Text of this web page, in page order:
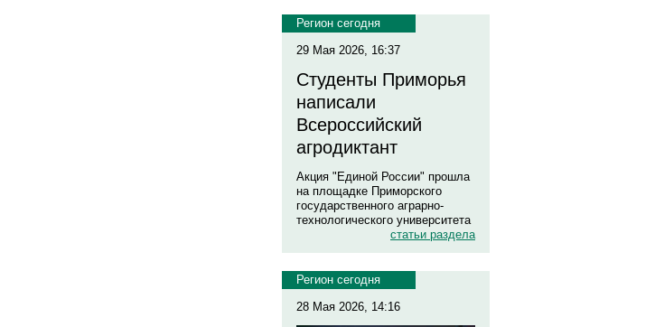
Регион сегодня
29 Мая 2026, 16:37
Студенты Приморья
написали
Всероссийский
агродиктант
Акция "Единой России" прошла
на площадке Приморского
государственного аграрно-
технологического университета
статьи раздела
Регион сегодня
28 Мая 2026, 14:16